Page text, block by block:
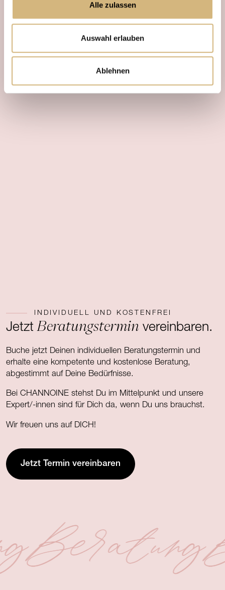
Alle zulassen
Auswahl erlauben
Ablehnen
INDIVIDUELL UND KOSTENFREI
JetztBeratungstermin vereinbaren.
Buche jetzt Deinen individuellen Beratungstermin und
erhalte eine kompetente und kostenlose Beratung,
abgestimmt auf Deine Bedürfnisse.
Bei CHANNOINE stehst Du im Mittelpunkt und unsere
Expert/-innen sind für Dich da, wenn Du uns brauchst.
Wir freuen uns auf DICH!
Jetzt Termin vereinbaren
Beratung